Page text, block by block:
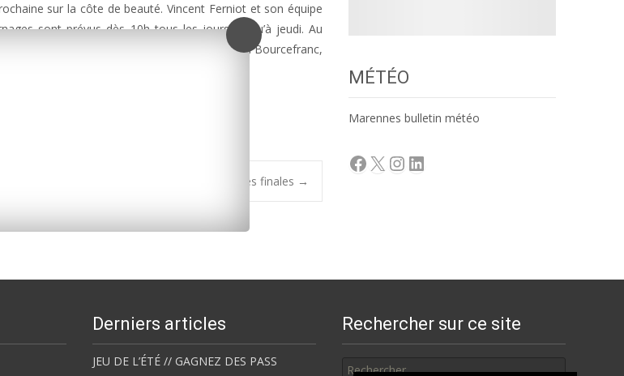
sur la côte de beauté. Vincent Ferniot et son équipe
sont prévus dès 10h tous les jours jusqu’à jeudi. Au
de Royan, zoom sur le Lycée de la mer à Bourcefranc,
le stress et le burn-out à Saujon.
Top14 : La Rochelle qualifiée pour les phases finales →
MÉTÉO
Marennes bulletin météo
Facebook
X Instagram
LinkedIn
Derniers articles
JEU DE L’ÉTÉ // GAGNEZ DES PASS
Rechercher sur ce site